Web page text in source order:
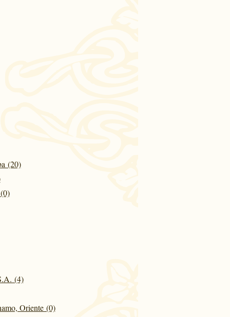
(20)
(4)
Oriente (0)